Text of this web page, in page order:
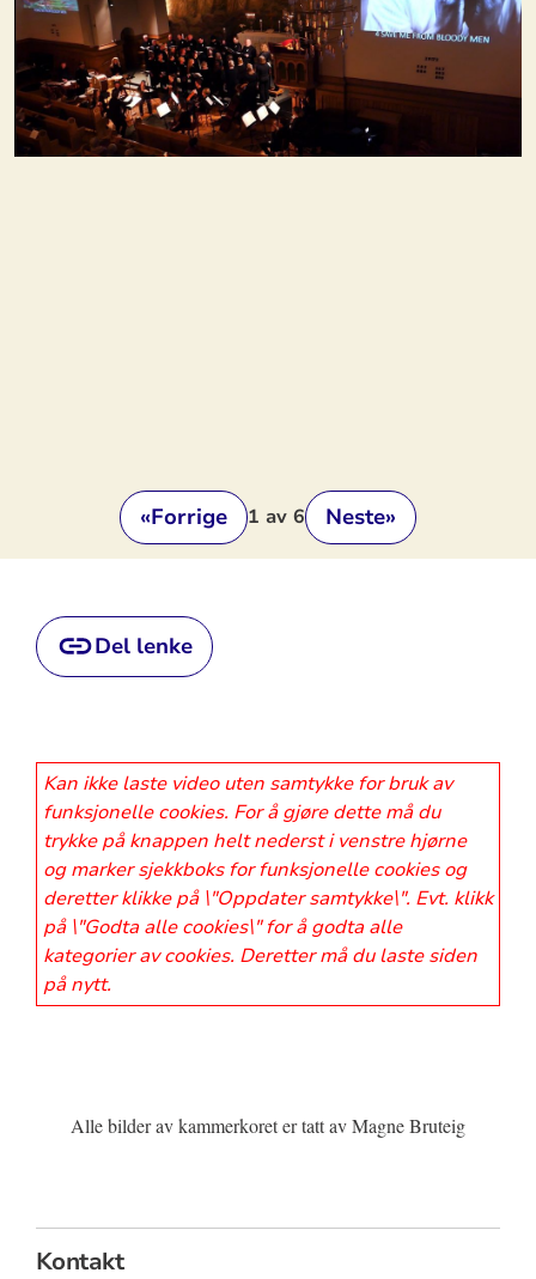
«Forrige 1 av 6 Neste»
Del lenke
Kan ikke laste video uten samtykke for bruk av
funksjonelle cookies. For å gjøre dette må du
trykke på knappen helt nederst i venstre hjørne
og marker sjekkboks for funksjonelle cookies og
deretter klikke på \"Oppdater samtykke\". Evt. klikk
på \"Godta alle cookies\" for å godta alle
kategorier av cookies. Deretter må du laste siden
på nytt.
Sitat
Alle bilder av kammerkoret er tatt av Magne Bruteig
Kontakt